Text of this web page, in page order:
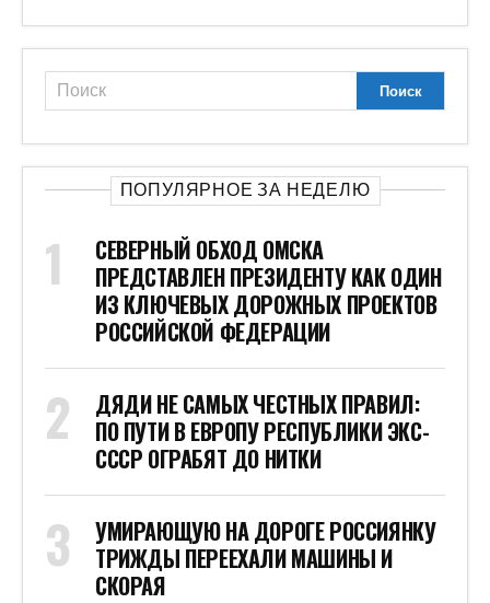
ПОПУЛЯРНОЕ ЗА НЕДЕЛЮ
СЕВЕРНЫЙ ОБХОД ОМСКА
ПРЕДСТАВЛЕН ПРЕЗИДЕНТУ КАК ОДИН
ИЗ КЛЮЧЕВЫХ ДОРОЖНЫХ ПРОЕКТОВ
РОССИЙСКОЙ ФЕДЕРАЦИИ
ДЯДИ НЕ САМЫХ ЧЕСТНЫХ ПРАВИЛ:
ПО ПУТИ В ЕВРОПУ РЕСПУБЛИКИ ЭКС-
СССР ОГРАБЯТ ДО НИТКИ
УМИРАЮЩУЮ НА ДОРОГЕ РОССИЯНКУ
ТРИЖДЫ ПЕРЕЕХАЛИ МАШИНЫ И
СКОРАЯ